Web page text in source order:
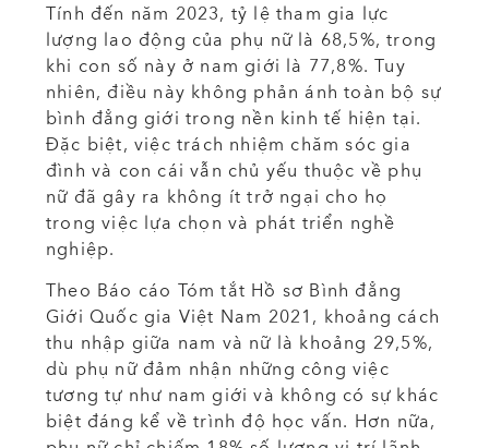
Tính đến năm 2023, tỷ lệ tham gia lực
lượng lao động của phụ nữ là 68,5%, trong
khi con số này ở nam giới là 77,8%. Tuy
nhiên, điều này không phản ánh toàn bộ sự
bình đẳng giới trong nền kinh tế hiện tại.
Đặc biệt, việc trách nhiệm chăm sóc gia
đình và con cái vẫn chủ yếu thuộc về phụ
nữ đã gây ra không ít trở ngại cho họ
trong việc lựa chọn và phát triển nghề
nghiệp.
Theo Báo cáo Tóm tắt Hồ sơ Bình đẳng
Giới Quốc gia Việt Nam 2021, khoảng cách
thu nhập giữa nam và nữ là khoảng 29,5%,
dù phụ nữ đảm nhận những công việc
tương tự như nam giới và không có sự khác
biệt đáng kể về trình độ học vấn. Hơn nữa,